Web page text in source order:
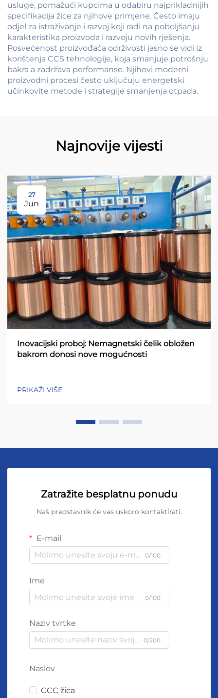
usluge, pomažući kupcima u odabiru najprikladnijih
specifikacija žice za njihove primjene. Često imaju
odjel za istraživanje i razvoj koji radi na poboljšanju
karakteristika proizvoda i razvoju novih rješenja.
Posvećenost proizvođača održivosti jasno se vidi iz
korištenja CCS tehnologije, koja smanjuje potrošnju
bakra a zadržava performanse. Njihovi moderni
proizvodni procesi često uključuju energetski
učinkovite metode i strategije smanjenja otpada.
Najnovije vijesti
27
Jun
Inovacijski proboj: Nemagnetski čelik obložen
bakrom donosi nove mogućnosti
PRIKAŽI VIŠE
Zatražite besplatnu ponudu
Naš predstavnik će vas uskoro kontaktirati.
E-mail
0/100
Ime
0/100
Naziv tvrtke
0/200
Naslov
CCC žica